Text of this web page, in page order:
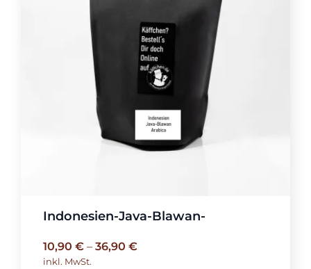
Indonesien-Java-Blawan-
10,90 €– 36,90 €
inkl. MwSt.